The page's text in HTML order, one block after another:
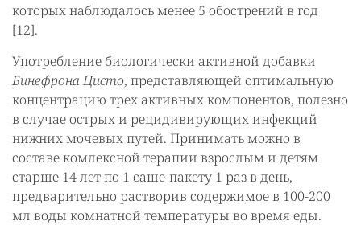
которых наблюдалось менее 5 обострений в год
[12].
Употребление биологически активной добавки
Бинефрона Цисто, представляющей оптимальную
концентрацию трех активных компонентов, полезно
в случае острых и рецидивирующих инфекций
нижних мочевых путей. Принимать можно в
составе комлексной терапии взрослым и детям
старше 14 лет по 1 саше-пакету 1 раз в день,
предварительно растворив содержимое в 100-200
мл воды комнатной температуры во время еды.